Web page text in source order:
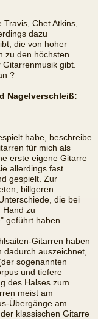
Chet Atkins,
dazu
die von hoher
zu den höchsten
gibt.
?
Nagelverschleiß:
habe, beschreibe
für mich als
erste eigene Gitarre
allerdings fast
gespielt. Zur
billgeren
die bei
Hand zu
geführt haben.
Gitarren haben
dadurch auszeichnet,
sogenannten
und tiefere
des Halses zum
meist am
Übergänge am
klassischen Gitarre